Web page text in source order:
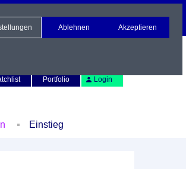
Portfolio Login
Einstieg
Ablehnen Akzeptieren